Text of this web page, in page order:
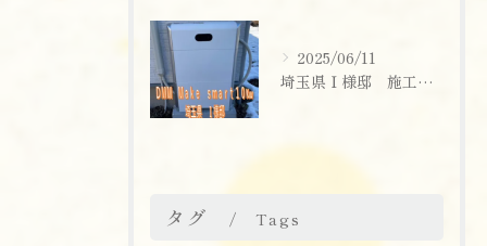
2025/06/11
埼玉県Ｉ様邸 施工実績
タグ Tags
お問い合わせはこちら